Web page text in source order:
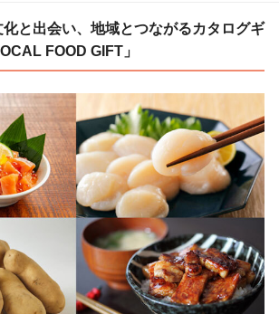
と出会い、地域とつながるカタログギ
FOOD GIFT」